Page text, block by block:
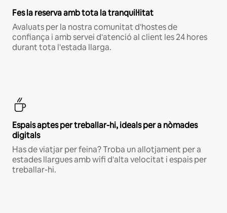
Fes la reserva amb tota la tranquil·litat
Avaluats per la nostra comunitat d'hostes de
confiança i amb servei d'atenció al client les 24 hores
durant tota l'estada llarga.
Espais aptes per treballar-hi, ideals per a nòmades
digitals
Has de viatjar per feina? Troba un allotjament per a
estades llargues amb wifi d'alta velocitat i espais per
treballar-hi.